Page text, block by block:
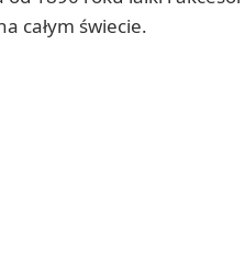
całym świecie.